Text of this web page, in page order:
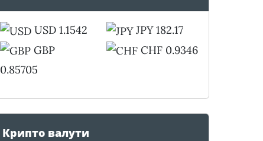
USD 1.1542
GBP
0.85705
JPY 182.17
CHF 0.9346
Крипто валути